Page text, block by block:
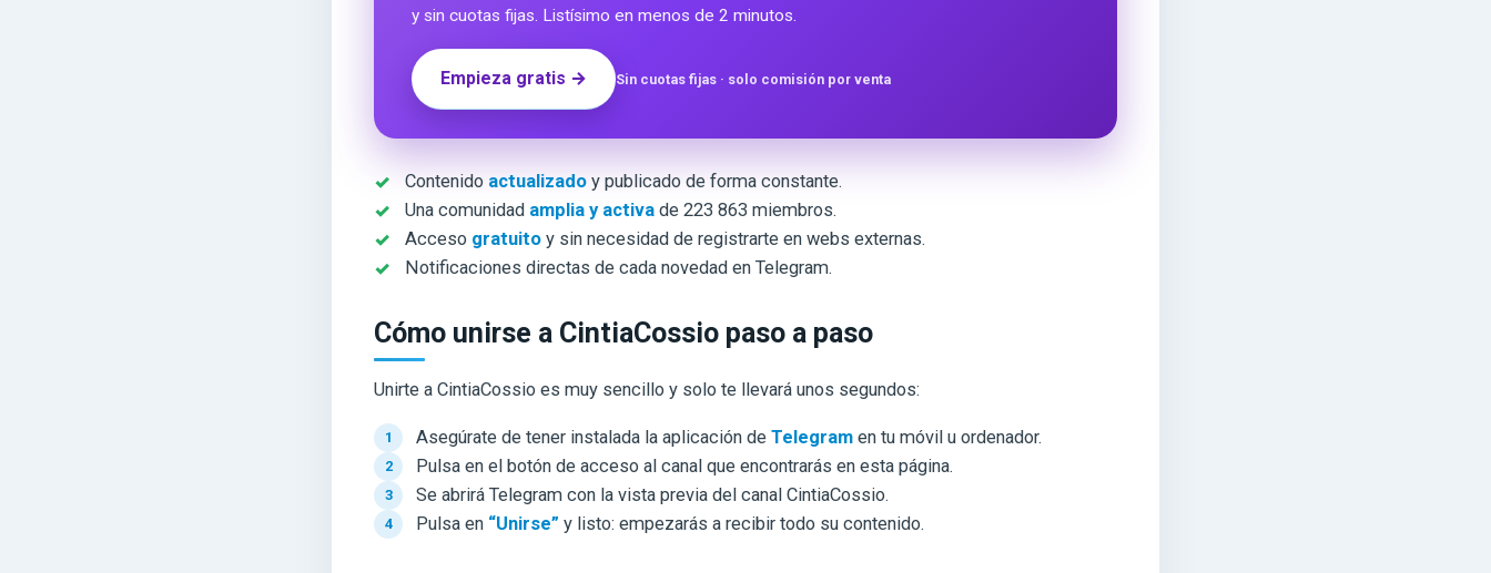
y sin cuotas fijas. Listísimo en menos de 2 minutos.
Empieza gratis → Sin cuotas fijas · solo comisión por venta
Contenido actualizado y publicado de forma constante.
Una comunidad amplia y activa de 223 863 miembros.
Acceso gratuito y sin necesidad de registrarte en webs externas.
Notificaciones directas de cada novedad en Telegram.
Cómo unirse a CintiaCossio paso a paso
Unirte a CintiaCossio es muy sencillo y solo te llevará unos segundos:
Asegúrate de tener instalada la aplicación de Telegram en tu móvil u ordenador.
Pulsa en el botón de acceso al canal que encontrarás en esta página.
Se abrirá Telegram con la vista previa del canal CintiaCossio.
Pulsa en “Unirse” y listo: empezarás a recibir todo su contenido.